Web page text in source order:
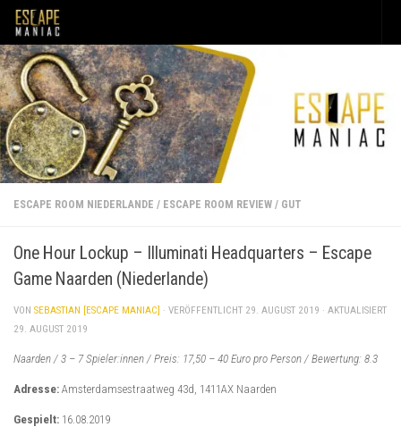
Unter dem Inhalt
ESCAPE ROOM NIEDERLANDE / ESCAPE ROOM REVIEW / GUT
One Hour Lockup – Illuminati Headquarters – Escape
Game Naarden (Niederlande)
VON SEBASTIAN [ESCAPE MANIAC] · VERÖFFENTLICHT 29. AUGUST 2019 · AKTUALISIERT
29. AUGUST 2019
Naarden / 3 – 7 Spieler:innen / Preis: 17,50 – 40 Euro pro Person / Bewertung: 8.3
Adresse: Amsterdamsestraatweg 43d, 1411AX Naarden
Gespielt: 16.08.2019